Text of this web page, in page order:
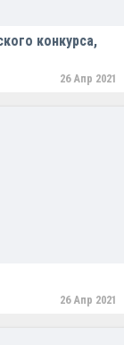
конкурса,
26 Апр 2021
26 Апр 2021